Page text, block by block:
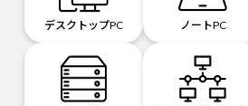
デスクトップPC ノートPC